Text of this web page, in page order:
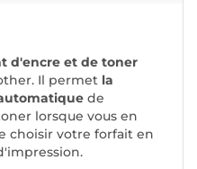
d'encre et de toner
Il permet la
de
lorsque vous en
choisir votre forfait en